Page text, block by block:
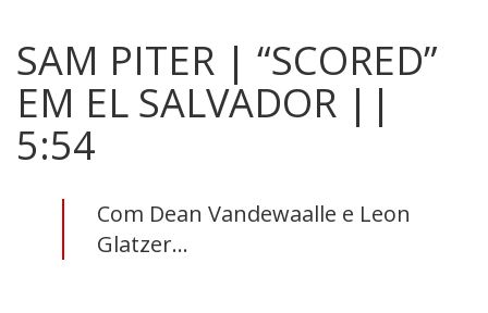
SAM PITER | “SCORED”
EM EL SALVADOR ||
5:54
Com Dean Vandewaalle e Leon
Glatzer...